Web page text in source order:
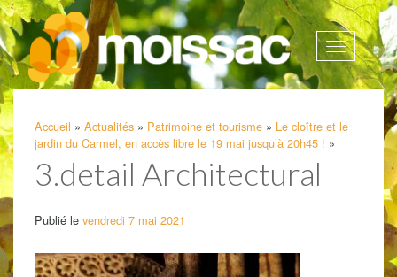
Afficher
la
Accueil » Actualités » Patrimoine et tourisme » Le cloître et le
jardin du Carmel, en accès libre le 19 mai jusqu’à 20h45 ! »
3.detail Architectural
Publié le vendredi 7 mai 2021